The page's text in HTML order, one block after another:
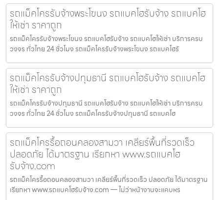
รถแม็คโครรับจ้างพระโขนง รถแบคโฮรับจ้าง รถแบคโฮ
ให้เช่า ราคาถูก
รถแม็คโครรับจ้างพระโขนง รถแบคโฮรับจ้าง รถแบคโฮให้เช่า บริการครบ
วงจร ทั่วไทย 24 ชั่วโมง รถแม็คโครรับจ้างพระโขนง รถแบคโฮรั
รถแม็คโครรับจ้างปทุมธานี รถแบคโฮรับจ้าง รถแบคโฮ
ให้เช่า ราคาถูก
รถแม็คโครรับจ้างปทุมธานี รถแบคโฮรับจ้าง รถแบคโฮให้เช่า บริการครบ
วงจร ทั่วไทย 24 ชั่วโมง รถแม็คโครรับจ้างปทุมธานี รถแบคโฮ
รถแม็คโครรื้อถอนคลองสามวา เคลียร์พื้นที่รวดเร็ว
ปลอดภัย ได้มาตรฐาน เรียกหา www.รถแบคโฮ
รับจ้าง.com
รถแม็คโครรื้อถอนคลองสามวา เคลียร์พื้นที่รวดเร็ว ปลอดภัย ได้มาตรฐาน
เรียกหา www.รถแบคโฮรับจ้าง.com — ไม่ว่าหน้างานจะแคบหร